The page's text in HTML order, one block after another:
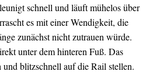
schnell und läuft mühelos über
es mit einer Wendigkeit, die
zunächst nicht zutrauen würde.
unter dem hinteren Fuß. Das
und blitzschnell auf die Rail stellen.